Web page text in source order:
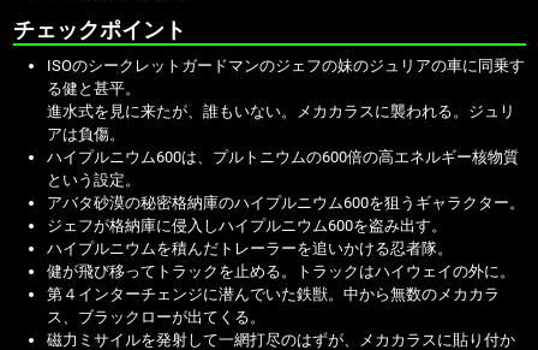
チェックポイント
ISOのシークレットガードマンのジェフの妹のジュリアの車に同乗す
る健と甚平。
進水式を見に来たが、誰もいない。メカカラスに襲われる。ジュリ
アは負傷。
ハイプルニウム600は、プルトニウムの600倍の高エネルギー核物質
という設定。
アバタ砂漠の秘密格納庫のハイプルニウム600を狙うギャラクター。
ジェフが格納庫に侵入しハイプルニウム600を盗み出す。
ハイプルニウムを積んだトレーラーを追いかける忍者隊。
健が飛び移ってトラックを止める。トラックはハイウェイの外に。
第４インターチェンジに潜んでいた鉄獣。中から無数のメカカラ
ス、ブラックローが出てくる。
磁力ミサイルを発射して一網打尽のはずが、メカカラスに貼り付か